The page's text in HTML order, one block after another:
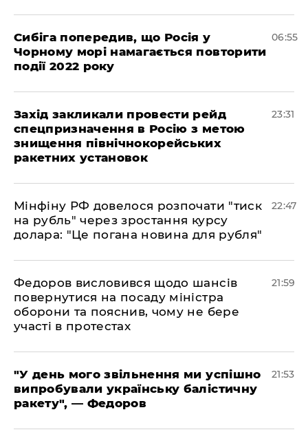
Сибіга попередив, що Росія у
Чорному морі намагається повторити
події 2022 року
06:55
​Захід закликали провести рейд
спецпризначення в Росію з метою
знищення північнокорейських
ракетних установок
23:31
​Мінфіну РФ довелося розпочати "тиск
на рубль" через зростання курсу
долара: "Це погана новина для рубля"
22:47
​Федоров висловився щодо шансів
повернутися на посаду міністра
оборони та пояснив, чому не бере
участі в протестах
21:59
​"У день мого звільнення ми успішно
випробували українську балістичну
ракету", — Федоров
21:53